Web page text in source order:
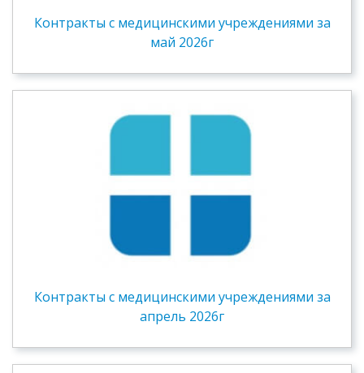
Контракты c медицинскими учреждениями за
май 2026г
Контракты c медицинскими учреждениями за
апрель 2026г